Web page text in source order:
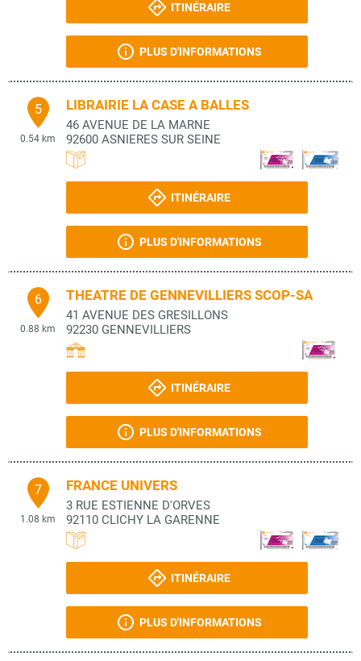
ITINÉRAIRE
PLUS D'INFORMATIONS
5
0.54 km
LIBRAIRIE LA CASE A BALLES
46 AVENUE DE LA MARNE
92600 ASNIERES SUR SEINE
ITINÉRAIRE
PLUS D'INFORMATIONS
6
0.88 km
THEATRE DE GENNEVILLIERS SCOP-SA
41 AVENUE DES GRESILLONS
92230 GENNEVILLIERS
ITINÉRAIRE
PLUS D'INFORMATIONS
7
1.08 km
FRANCE UNIVERS
3 RUE ESTIENNE D'ORVES
92110 CLICHY LA GARENNE
ITINÉRAIRE
PLUS D'INFORMATIONS